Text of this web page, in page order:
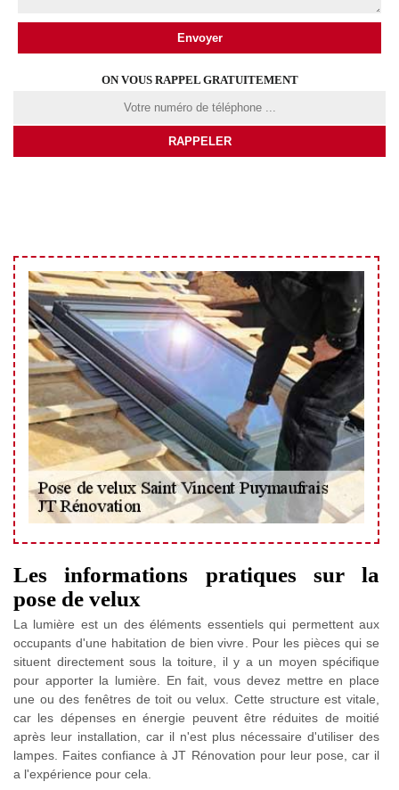
ON VOUS RAPPEL GRATUITEMENT
Les informations pratiques sur la
pose de velux
La lumière est un des éléments essentiels qui permettent aux
occupants d'une habitation de bien vivre. Pour les pièces qui se
situent directement sous la toiture, il y a un moyen spécifique
pour apporter la lumière. En fait, vous devez mettre en place
une ou des fenêtres de toit ou velux. Cette structure est vitale,
car les dépenses en énergie peuvent être réduites de moitié
après leur installation, car il n'est plus nécessaire d'utiliser des
lampes. Faites confiance à JT Rénovation pour leur pose, car il
a l'expérience pour cela.